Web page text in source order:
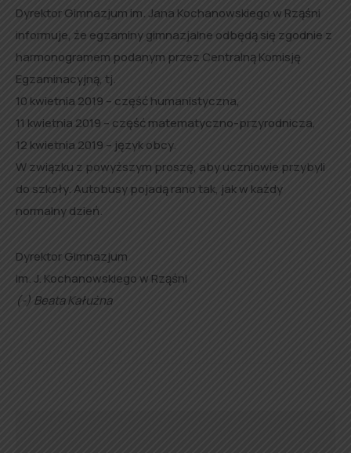
Dyrektor Gimnazjum im. Jana Kochanowskiego w Rząśni
informuje, że egzaminy gimnazjalne odbędą się zgodnie z
harmonogramem podanym przez Centralną Komisję
Egzaminacyjną, tj.
10 kwietnia 2019 – część humanistyczna,
11 kwietnia 2019 – część matematyczno-przyrodnicza,
12 kwietnia 2019 – język obcy.
W związku z powyższym proszę, aby uczniowie przybyli
do szkoły. Autobusy pojadą rano tak, jak w każdy
normalny dzień.
Dyrektor Gimnazjum
im. J. Kochanowskiego w Rząśni
(-) Beata Kałużna